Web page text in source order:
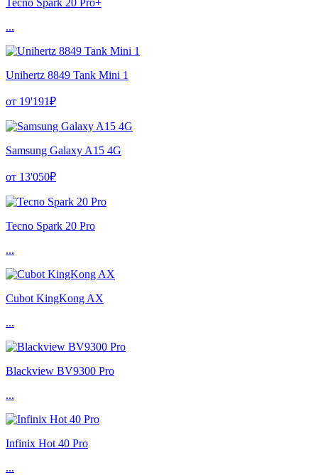
Tecno Spark 20 Pro+
...
Unihertz 8849 Tank Mini 1
от 19'191₽
Samsung Galaxy A15 4G
от 13'050₽
Tecno Spark 20 Pro
...
Cubot KingKong AX
...
Blackview BV9300 Pro
...
Infinix Hot 40 Pro
...